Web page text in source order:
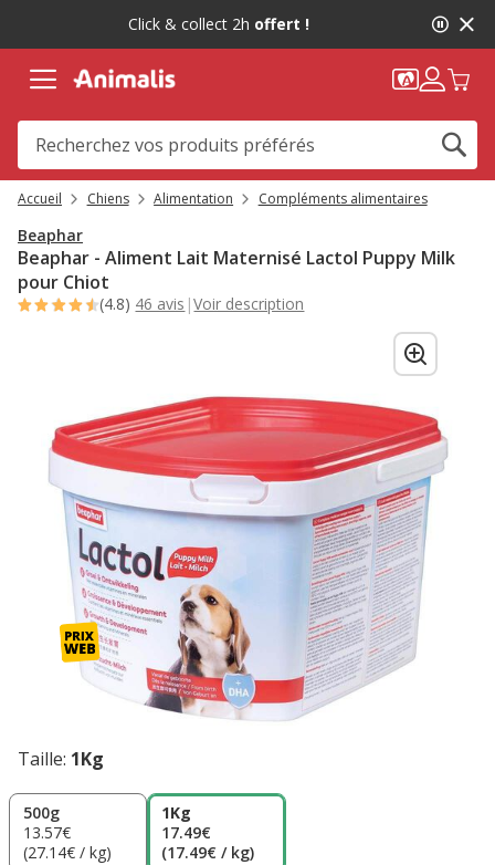
message,
Click & collect 2h offert !
Accueil Chiens Alimentation Compléments alimentaires
Beaphar
Beaphar - Aliment Lait Maternisé Lactol Puppy Milk
pour Chiot
(4.8) 46 avis |Voir description
Taille: 1Kg
500g
13.57€
(27.14€ / kg)
1Kg
17.49€
(17.49€ / kg)